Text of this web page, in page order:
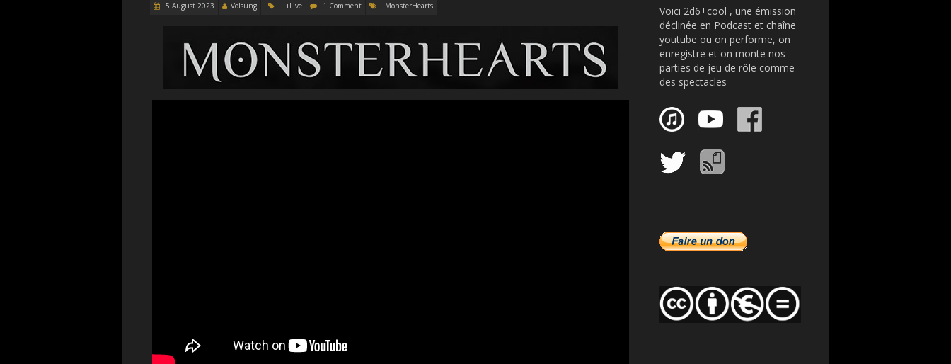
5 August 2023 Volsung +Live 1 Comment MonsterHearts
Voici 2d6+cool , une émission
déclinée en Podcast et chaîne
youtube ou on performe, on
enregistre et on monte nos
parties de jeu de rôle comme
des spectacles